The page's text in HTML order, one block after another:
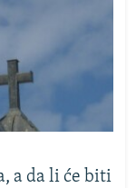
a da li će biti